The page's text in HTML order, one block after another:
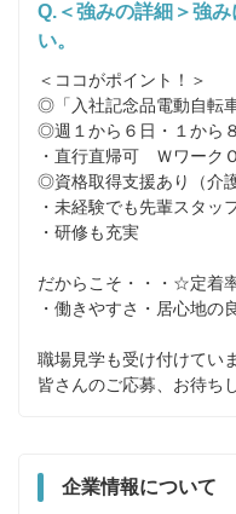
Q.＜強みの詳細＞強
い。
＜ココがポイント！＞
◎「入社記念品電動自転
◎週１から６日・１から
・直行直帰可　Ｗワーク
◎資格取得支援あり（介
・未経験でも先輩スタッ
・研修も充実
だからこそ・・・☆定着
・働きやすさ・居心地の
職場見学も受け付けてい
皆さんのご応募、お待ち
企業情報について